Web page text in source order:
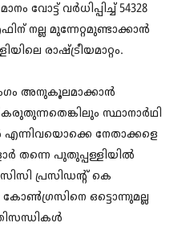
വോട്ട് വർധിപ്പിച്ച് 54328
നല്ല മുന്നേറ്റമുണ്ടാക്കാൻ
രാഷ്ട്രീയമാറ്റം.
അനുകൂലമാക്കാൻ
സ്ഥാനാർഥി
എന്നിവയൊക്കെ നേതാക്കളെ
തന്നെ പുതുപ്പള്ളിയിൽ
പ്രസിഡന്റ് കെ
ഒട്ടൊന്നുമല്ല